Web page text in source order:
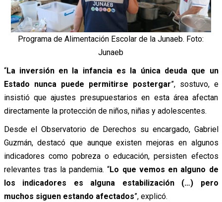
Programa de Alimentación Escolar de la Junaeb. Foto:
Junaeb
“La inversión en la infancia es la única deuda que un
Estado nunca puede permitirse postergar”, sostuvo, e
insistió que ajustes presupuestarios en esta área afectan
directamente la protección de niños, niñas y adolescentes.
Desde el Observatorio de Derechos su encargado, Gabriel
Guzmán, destacó que aunque existen mejoras en algunos
indicadores como pobreza o educación, persisten efectos
relevantes tras la pandemia. “Lo que vemos en alguno de
los indicadores es alguna estabilización (…) pero
muchos siguen estando afectados”, explicó.